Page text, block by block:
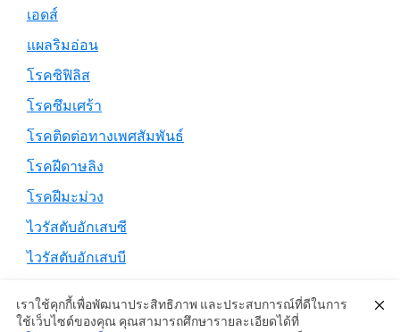
เอดส์
แผลริมอ่อน
โรคซิฟิลิส
โรคซึมเศร้า
โรคติดต่อทางเพศสัมพันธ์
โรคฝีดาษลิง
โรคฝีมะม่วง
ไวรัสตับอักเสบซี
ไวรัสตับอักเสบบี
เราใช้คุกกี้เพื่อพัฒนาประสิทธิภาพ และประสบการณ์ที่ดีในการ
ใช้เว็บไซต์ของคุณ คุณสามารถศึกษารายละเอียดได้ที่